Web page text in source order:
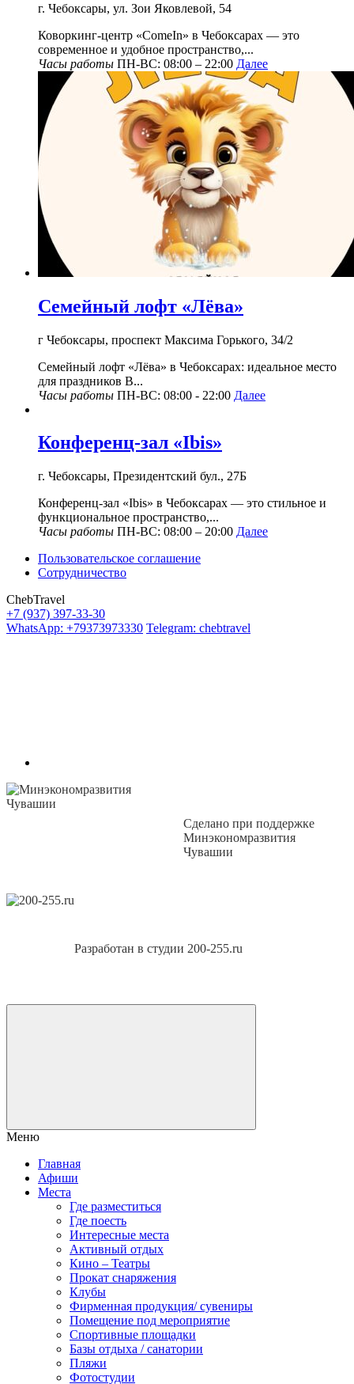
г. Чебоксары, ул. Зои Яковлевой, 54
Коворкинг-центр «ComeIn» в Чебоксарах — это
современное и удобное пространство,...
Часы работы ПН-ВС: 08:00 – 22:00 Далее
Семейный лофт «Лёва»
г Чебоксары, проспект Максима Горького, 34/2
Семейный лофт «Лёва» в Чебоксарах: идеальное место
для праздников В...
Часы работы ПН-ВС: 08:00 - 22:00 Далее
Конференц-зал «Ibis»
г. Чебоксары, Президентский бул., 27Б
Конференц-зал «Ibis» в Чебоксарах — это стильное и
функциональное пространство,...
Часы работы ПН-ВС: 08:00 – 20:00 Далее
Пользовательское соглашение
Сотрудничество
ChebTravel
+7 (937) 397-33-30
WhatsApp: +79373973330 Telegram: chebtravel
Сделано при поддержке
Минэкономразвития
Чувашии
Разработан в студии 200-255.ru
Меню
Главная
Афиши
Места
Где разместиться
Где поесть
Интересные места
Активный отдых
Кино – Театры
Прокат снаряжения
Клубы
Фирменная продукция/ сувениры
Помещение под мероприятие
Спортивные площадки
Базы отдыха / санатории
Пляжи
Фотостудии